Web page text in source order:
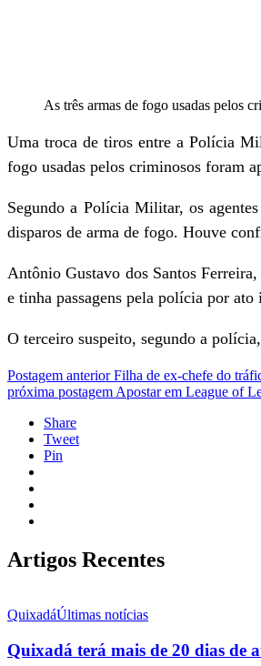
As três armas de fogo usadas pelos
Uma troca de tiros entre a Polícia
fogo usadas pelos criminosos foram
Segundo a Polícia Militar, os
disparos de arma de fogo. Houve
Antônio Gustavo dos Santos Ferreira,
e tinha passagens pela polícia por
O terceiro suspeito, segundo a
Postagem anterior Filha de ex-chefe do
próxima postagem Apostar em League of
Share
Tweet
Pin
Artigos Recentes
QuixadáÚltimas notícias
Quixadá terá mais de 20 dias de